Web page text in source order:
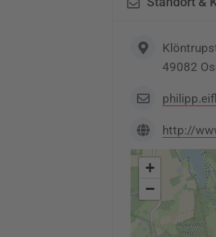
49082
http://
+
−